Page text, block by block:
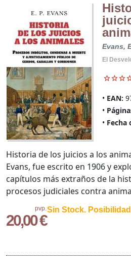
Evans,
El
EAN:
Fecha
pvp.
20,00 €
Sin Stock.
Historia de los juicios a los
Evans, fue escrito en 1906 y
capítulos más extraños de la
procesos judiciales contra